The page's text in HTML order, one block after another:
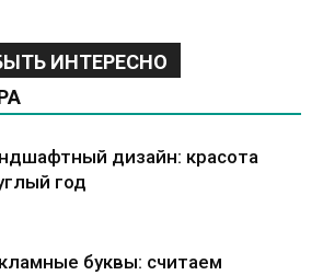
ИНТЕРЕСНО
дизайн: красота
год
буквы: считаем